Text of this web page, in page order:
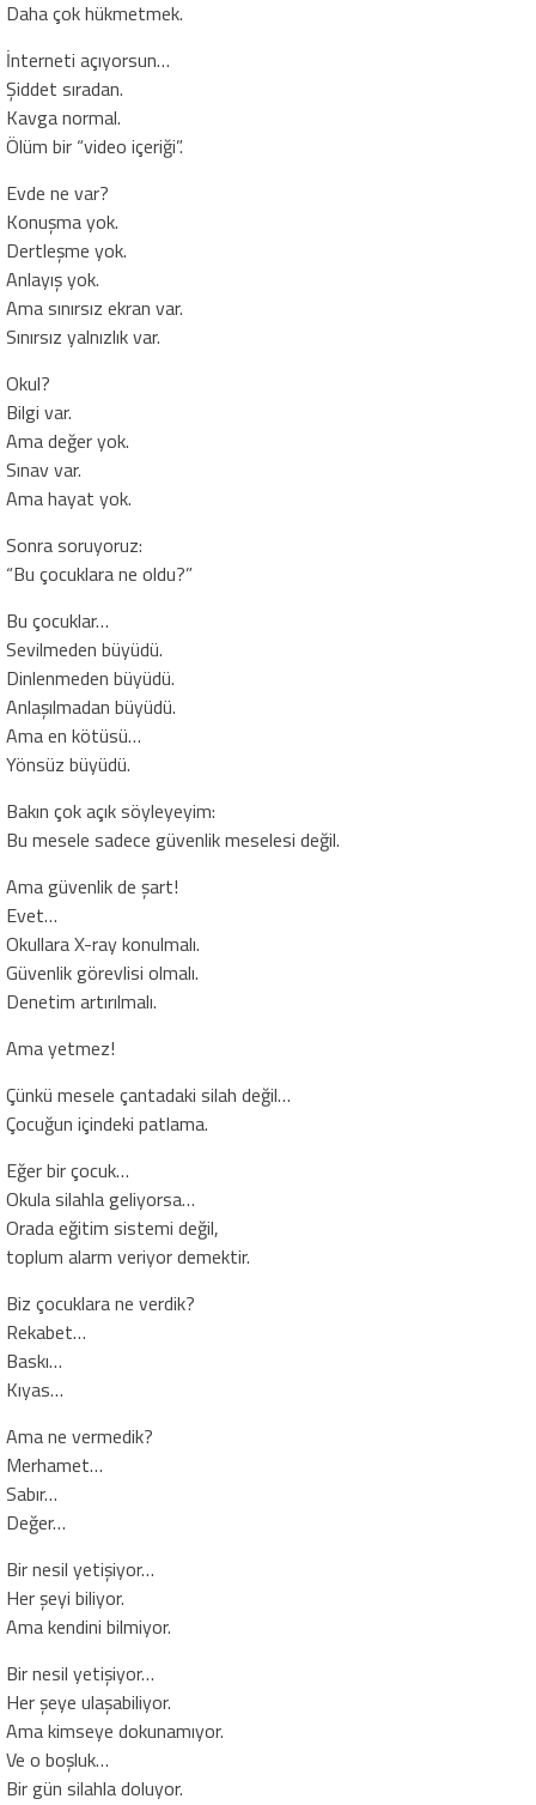
Daha çok hükmetmek.
İnterneti açıyorsun…
Şiddet sıradan.
Kavga normal.
Ölüm bir “video içeriği”.
Evde ne var?
Konuşma yok.
Dertleşme yok.
Anlayış yok.
Ama sınırsız ekran var.
Sınırsız yalnızlık var.
Okul?
Bilgi var.
Ama değer yok.
Sınav var.
Ama hayat yok.
Sonra soruyoruz:
“Bu çocuklara ne oldu?”
Bu çocuklar…
Sevilmeden büyüdü.
Dinlenmeden büyüdü.
Anlaşılmadan büyüdü.
Ama en kötüsü…
Yönsüz büyüdü.
Bakın çok açık söyleyeyim:
Bu mesele sadece güvenlik meselesi değil.
Ama güvenlik de şart!
Evet…
Okullara X-ray konulmalı.
Güvenlik görevlisi olmalı.
Denetim artırılmalı.
Ama yetmez!
Çünkü mesele çantadaki silah değil…
Çocuğun içindeki patlama.
Eğer bir çocuk…
Okula silahla geliyorsa…
Orada eğitim sistemi değil,
toplum alarm veriyor demektir.
Biz çocuklara ne verdik?
Rekabet…
Baskı…
Kıyas…
Ama ne vermedik?
Merhamet…
Sabır…
Değer…
Bir nesil yetişiyor…
Her şeyi biliyor.
Ama kendini bilmiyor.
Bir nesil yetişiyor…
Her şeye ulaşabiliyor.
Ama kimseye dokunamıyor.
Ve o boşluk…
Bir gün silahla doluyor.